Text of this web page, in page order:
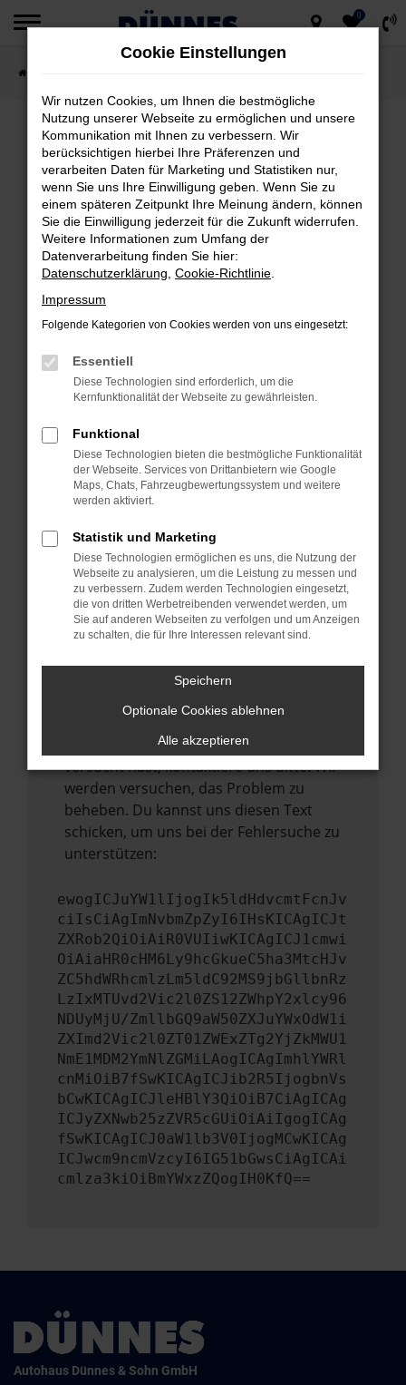
Zum
springen
0
FEHLER: NETWORK ERROR
Beim Laden ist ein Fehler aufgetreten.
Hier sind ein paar Tipps, die dir helfen können:
Überprüfe deine Firewall und deine
Internetverbindung.
Laden andere Webseiten, zum Beispiel
deine Suchmaschine?
Prüfe deine Browsererweiterungen.
Manche Erweiterungen, wie Werbeblocker,
können das Laden bestimmter Seiten
anderen Browser oder in einem privaten
Fenster?
Starte dein Gerät neu.
vorübergehende Probleme zu beheben.
Stelle sicher, dass dein Browser und dein
Betriebssystem auf dem neuesten Stand
sind.
Veraltete Software birgt nicht nur ein
führen, dass bestimmte Funktionen nicht
mehr unterstützt werden.
Wende dich an den Webseitenbetreiber.
Wenn du alle oben genannten Schritte
versucht hast, kontaktiere uns bitte. Wir
werden versuchen, das Problem zu
beheben. Du kannst uns diesen Text
schicken, um uns bei der Fehlersuche zu
unterstützen:
ewogICJuYW1lIjogIk5ldHdvcmtFcnJv
ciIsCiAgImNvbmZpZyI6IHsKICAgICJt
ZXRob2QiOiAiR0VUIiwKICAgICJ1cmwi
OiAiaHR0cHM6Ly9hcGkueC5ha3MtcHJv
ZC5hdWRhcmlzLm5ldC92MS9jbGllbnRz
LzIxMTUvd2Vic2l0ZS12ZWhpY2xlcy96
NDUyMjU/ZmllbGQ9aW50ZXJuYWxOdW1i
ZXImd2Vic2l0ZT01ZWExZTg2YjZkMWU1
NmE1MDM2YmNlZGMiLAogICAgImhlYWRl
cnMiOiB7fSwKICAgICJib2R5IjogbnVs
bCwKICAgICJleHBlY3QiOiB7CiAgICAg
ICJyZXNwb25zZVR5cGUiOiAiIgogICAg
fSwKICAgICJ0aW1lb3V0IjogMCwKICAg
ICJwcm9ncmVzcyI6IG51bGwsCiAgICAi
cmlza3kiOiBmYWxzZQogIH0KfQ==
Autohaus Dünnes & Sohn GmbH
Cookie Einstellungen
Wir nutzen Cookies, um Ihnen die bestmögliche
Nutzung unserer Webseite zu ermöglichen und unsere
Kommunikation mit Ihnen zu verbessern. Wir
berücksichtigen hierbei Ihre Präferenzen und
verarbeiten Daten für Marketing und Statistiken nur,
wenn Sie uns Ihre Einwilligung geben. Wenn Sie zu
einem späteren Zeitpunkt Ihre Meinung ändern, können
Sie die Einwilligung jederzeit für die Zukunft widerrufen.
Weitere Informationen zum Umfang der
Datenverarbeitung finden Sie hier:
Datenschutzerklärung Cookie-Richtlinie
Impressum
Folgende Kategorien von Cookies werden von uns eingesetzt:
Essentiell
Diese Technologien sind erforderlich, um die
Kernfunktionalität der Webseite zu gewährleisten.
Funktional
Diese Technologien bieten die bestmögliche Funktionalität
der Webseite. Services von Drittanbietern wie Google
Maps, Chats, Fahrzeugbewertungssystem und weitere
werden aktiviert.
Statistik und Marketing
Diese Technologien ermöglichen es uns, die Nutzung der
Webseite zu analysieren, um die Leistung zu messen und
zu verbessern. Zudem werden Technologien eingesetzt,
die von dritten Werbetreibenden verwendet werden, um
Sie auf anderen Webseiten zu verfolgen und um Anzeigen
zu schalten, die für Ihre Interessen relevant sind.
Speichern
Optionale Cookies ablehnen
Alle akzeptieren